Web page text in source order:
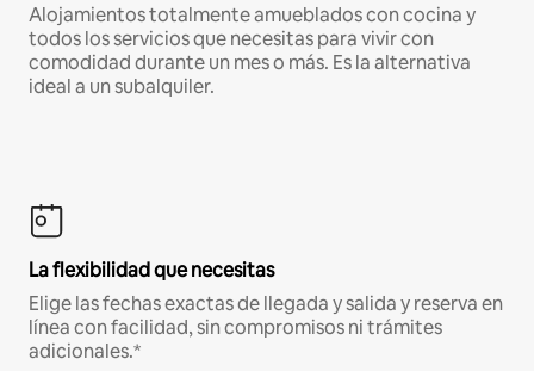
Alojamientos totalmente amueblados con cocina y
todos los servicios que necesitas para vivir con
comodidad durante un mes o más. Es la alternativa
ideal a un subalquiler.
La flexibilidad que necesitas
Elige las fechas exactas de llegada y salida y reserva en
línea con facilidad, sin compromisos ni trámites
adicionales.*